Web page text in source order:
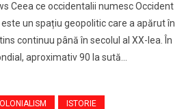
Ceea ce occidentalii numesc Occident
un spațiu geopolitic care a apărut în
continuu până în secolul al XX-lea. În
aproximativ 90 la sută...
ISTORIE